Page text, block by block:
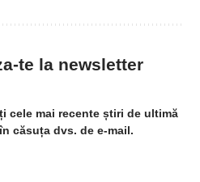
te la newsletter
cele mai recente știri de ultimă
căsuța dvs. de e-mail.